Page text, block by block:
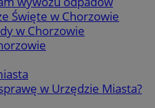
Święte w Chorzowie
w Chorzowie
w Urzędzie Miasta?